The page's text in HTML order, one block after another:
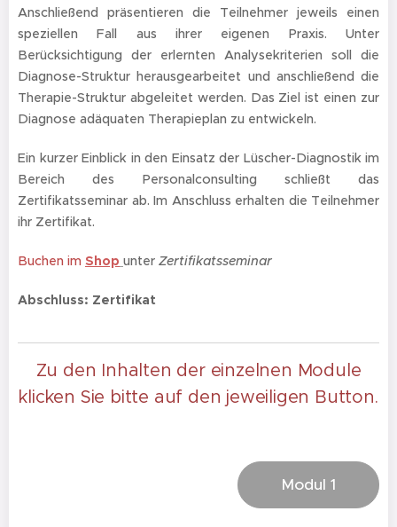
Anschließend präsentieren die Teilnehmer jeweils einen
speziellen Fall aus ihrer eigenen Praxis. Unter
Berücksichtigung der erlernten Analysekriterien soll die
Diagnose-Struktur herausgearbeitet und anschließend die
Therapie-Struktur abgeleitet werden. Das Ziel ist einen zur
Diagnose adäquaten Therapieplan zu entwickeln.
Ein kurzer Einblick in den Einsatz der Lüscher-Diagnostik im
Bereich des Personalconsulting schließt das
Zertifikatsseminar ab. Im Anschluss erhalten die Teilnehmer
ihr Zertifikat.
Buchen im Shop unter Zertifikatsseminar
Abschluss: Zertifikat
Zu den Inhalten der einzelnen Module
klicken Sie bitte auf den jeweiligen Button.
Modul 1